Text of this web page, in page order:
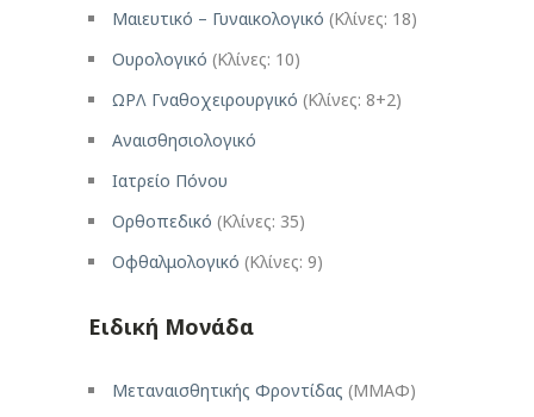
Μαιευτικό – Γυναικολογικό (Κλίνες: 18)
Ουρολογικό (Κλίνες: 10)
ΩΡΛ Γναθοχειρουργικό (Κλίνες: 8+2)
Αναισθησιολογικό
Ιατρείο Πόνου
Ορθοπεδικό (Κλίνες: 35)
Οφθαλμολογικό (Κλίνες: 9)
Ειδική Μονάδα
Μεταναισθητικής Φροντίδας (ΜΜΑΦ)